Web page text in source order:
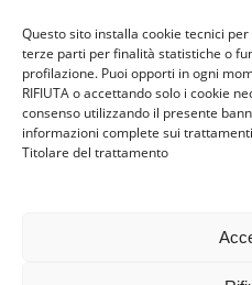
Questo sito installa cookie tecnici
terze parti per finalità statistiche o
profilazione. Puoi opporti in ogni
RIFIUTA o accettando solo i cookie
consenso utilizzando il presente
informazioni complete sui
Titolare del trattamento
Famiglie per